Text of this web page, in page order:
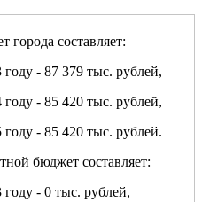
города составляет:
году - 87 379 тыс. рублей,
году - 85 420 тыс. рублей,
году - 85 420 тыс. рублей.
бюджет составляет:
году - 0 тыс. рублей,